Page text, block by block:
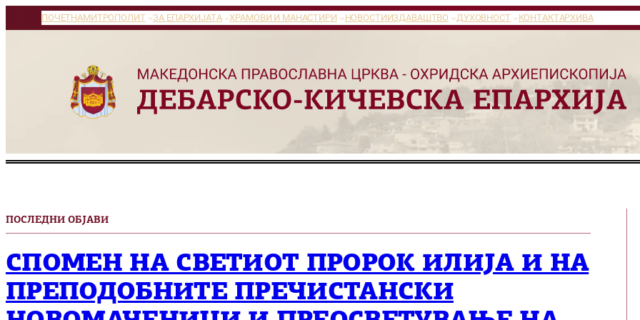
ПОЧЕТНАМИТРОПОЛИТ ЗА ЕПАРХИЈАТА ХРАМОВИ И МАНАСТИРИ НОВОСТИИЗДАВАШТВО ДУХОВНОСТ КОНТАКТАРХИВА
ПОСЛЕДНИ ОБЈАВИ
СПОМЕН НА СВЕТИОТ ПРОРОК ИЛИЈА И НА
ПРЕПОДОБНИТЕ ПРЕЧИСТАНСКИ